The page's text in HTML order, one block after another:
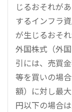
じるおそれが
するインフラ
が生じるおそれ
外国株式（外
引には、売買
等を買いの場
額）に対し最
円以下の場合